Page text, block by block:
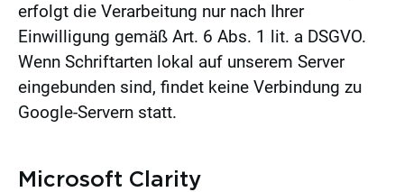
erfolgt die Verarbeitung nur nach Ihrer
Einwilligung gemäß Art. 6 Abs. 1 lit. a DSGVO.
Wenn Schriftarten lokal auf unserem Server
eingebunden sind, findet keine Verbindung zu
Google-Servern statt.
Microsoft Clarity